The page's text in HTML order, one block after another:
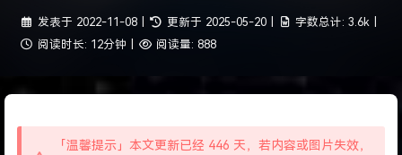
发表于 2022-11-08 更新于 2025-05-20 字数总计: 3.6k
阅读时长: 12分钟 阅读量: 888
「温馨提示」本文更新已经 446 天，若内容或图片失效，